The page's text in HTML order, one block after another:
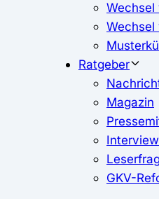
Wechsel
Wechsel
Ratgeber
Magazin
GKV-